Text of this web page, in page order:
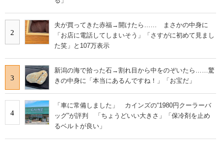
2
夫が買ってきた赤福→開けたら…… まさかの中身に
「お店に電話してしまいそう」「さすがに初めて見まし
た笑」と107万表示
3
新潟の海で拾った石→割れ目から中をのぞいたら……驚
きの中身に「本当にあるんですね！」「お宝だ」
4
「車に常備しました」 カインズの“1980円クーラーバ
ッグ”が評判 「ちょうどいい大きさ」「保冷剤を止め
るベルトが良い」